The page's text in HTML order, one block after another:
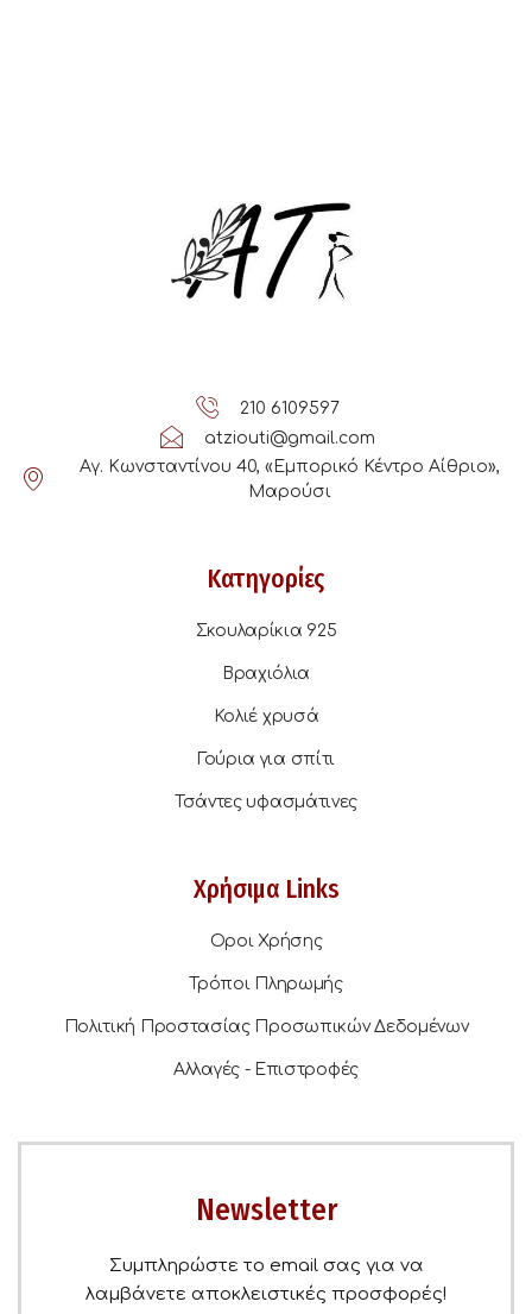
210 6109597
atziouti@gmail.com
Αγ. Κωνσταντίνου 40, «Εμπορικό Κέντρο Αίθριο»,
Μαρούσι
Κατηγορίες
Σκουλαρίκια 925
Βραχιόλια
Κολιέ χρυσά
Γούρια για σπίτι
Τσάντες υφασμάτινες
Χρήσιμα Links
Οροι Χρήσης
Τρόποι Πληρωμής
Πολιτική Προστασίας Προσωπικών Δεδομένων
Αλλαγές - Επιστροφές
Newsletter
Συμπληρώστε το email σας για να
λαμβάνετε αποκλειστικές προσφορές!